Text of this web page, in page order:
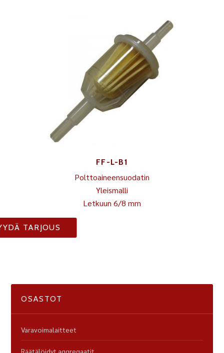
FF-L-B1
Polttoaineensuodatin
Yleismalli
Letkuun 6/8 mm
TARJOUS
OSASTOT
Varavoimalaitteet